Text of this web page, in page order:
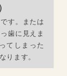
す。または
歯に見えま
てしまった
ります。